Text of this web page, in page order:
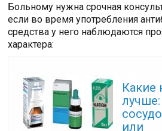
Больному нужна срочная
если во время употребления
средства у него наблюдаются
характера:
Какие
лучше:
или